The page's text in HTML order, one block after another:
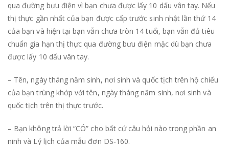
qua đường bưu điện vì bạn chưa được lấy 10 dấu vân tay. Nếu
thị thực gần nhất của bạn được cấp trước sinh nhật lần thứ 14
của bạn và hiện tại bạn vẫn chưa tròn 14 tuổi, bạn vẫn đủ tiêu
chuẩn gia hạn thị thực qua đường bưu điện mặc dù bạn chưa
được lấy 10 dấu vân tay.
– Tên, ngày tháng năm sinh, nơi sinh và quốc tịch trên hộ chiếu
của bạn trùng khớp với tên, ngày tháng năm sinh, nơi sinh và
quốc tịch trên thị thực trước.
– Bạn không trả lời “CÓ” cho bất cứ câu hỏi nào trong phần an
ninh và Lý lịch của mẫu đơn DS‐160.